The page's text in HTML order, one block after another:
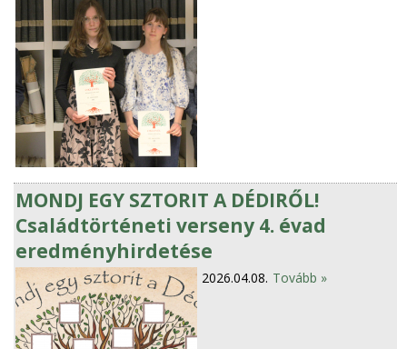
MONDJ EGY SZTORIT A DÉDIRŐL!
Családtörténeti verseny 4. évad
eredményhirdetése
2026.04.08. Tovább »